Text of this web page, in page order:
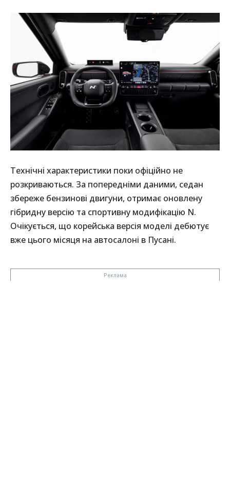
Технічні характеристики поки офіційно не
розкриваються. За попередніми даними, седан
збереже бензинові двигуни, отримає оновлену
гібридну версію та спортивну модифікацію N.
Очікується, що корейська версія моделі дебютує
вже цього місяця на автосалоні в Пусані.